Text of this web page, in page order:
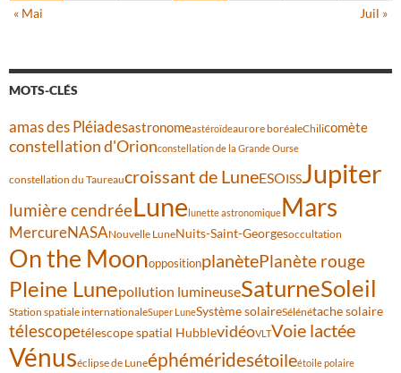
« Mai
Juil »
MOTS-CLÉS
amas des Pléiadesastronomeastéroïdeaurore boréaleChilicomète
constellation d'Orionconstellation de la Grande Ourse
constellation du Taureaucroissant de LuneESOISSJupiter
lumière cendréeLunelunette astronomiqueMars
MercureNASANouvelle LuneNuits-Saint-Georgesoccultation
On the MoonoppositionplanètePlanète rouge
Pleine Lunepollution lumineuseSaturneSoleil
Station spatiale internationaleSuper LuneSystème solaireSélénétache solaire
télescopetélescope spatial HubblevidéoVLTVoie lactée
Vénuséclipse de Luneéphéméridesétoileétoile polaire